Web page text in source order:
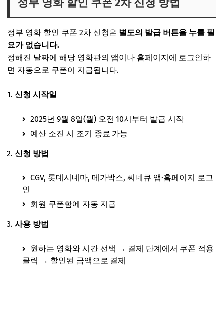
정부 영화 할인 쿠폰 2차 신청은 별도의 발급 버튼을 누를 필
요가 없습니다.
정해진 날짜에 해당 영화관의 앱이나 홈페이지에 로그인하
면 자동으로 쿠폰이 지급됩니다.
신청 시작일
2025년 9월 8일(월) 오전 10시부터 발급 시작
예산 소진 시 조기 종료 가능
신청 방법
CGV, 롯데시네마, 메가박스, 씨네큐 앱·홈페이지 로그
인
회원 쿠폰함에 자동 지급
사용 방법
원하는 영화와 시간 선택 → 결제 단계에서 쿠폰 적용
클릭 → 할인된 금액으로 결제